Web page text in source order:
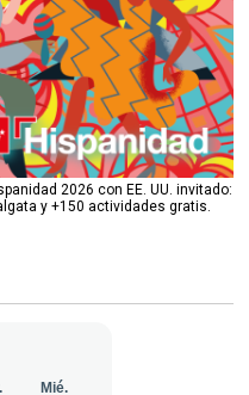
2026 con EE. UU. invitado:
y +150 actividades gratis.